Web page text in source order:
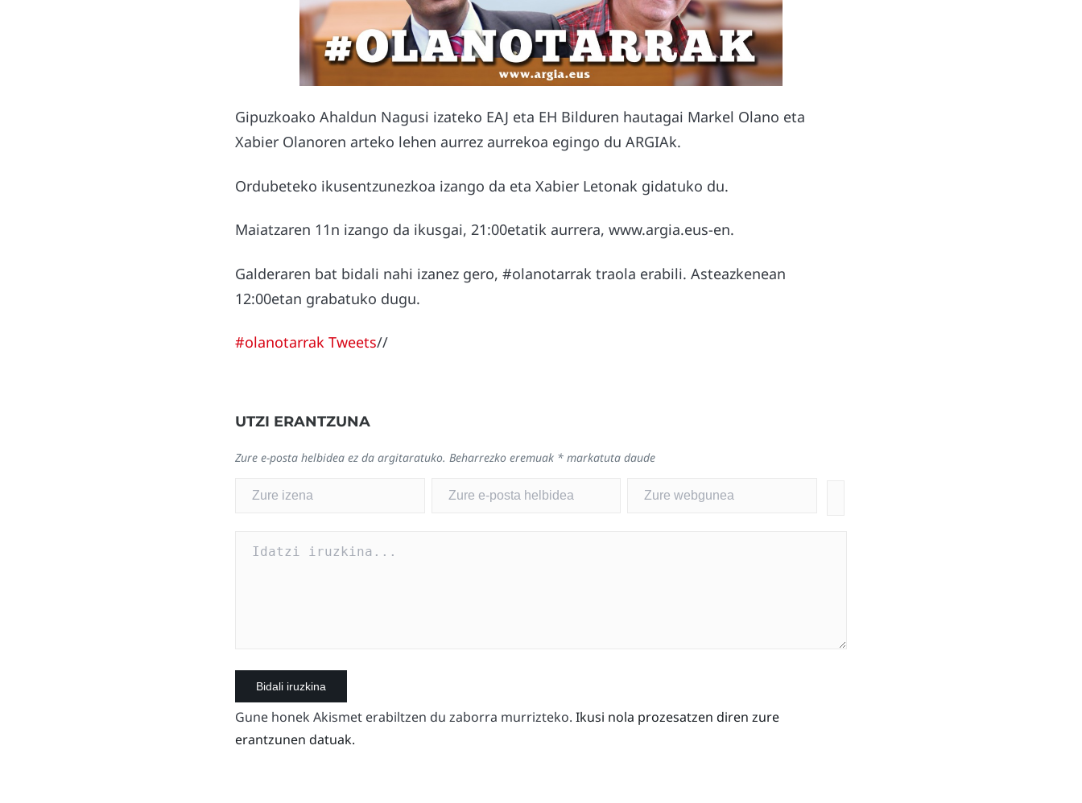
Gipuzkoako Ahaldun Nagusi izateko EAJ eta EH Bilduren hautagai Markel Olano eta
Xabier Olanoren arteko lehen aurrez aurrekoa egingo du ARGIAk.
Ordubeteko ikusentzunezkoa izango da eta Xabier Letonak gidatuko du.
Maiatzaren 11n izango da ikusgai, 21:00etatik aurrera, www.argia.eus-en.
Galderaren bat bidali nahi izanez gero, #olanotarrak traola erabili. Asteazkenean
12:00etan grabatuko dugu.
#olanotarrak Tweets//
UTZI ERANTZUNA
Zure e-posta helbidea ez da argitaratuko. Beharrezko eremuak * markatuta daude
Gune honek Akismet erabiltzen du zaborra murrizteko. Ikusi nola prozesatzen diren zure
erantzunen datuak.